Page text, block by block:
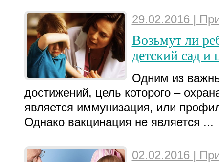
29.02.2016 |
Возьмут ли
детский сад и
Одним из
достижений, цель которого –
является иммунизация, или
Однако вакцинация не является ...
02.02.2016 |